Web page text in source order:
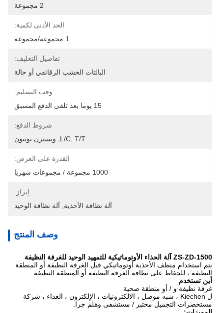
2 مجموعة
الحد الأدنى لكمية:
1 مجموعة/مجموعة
تفاصيل التغليف:
البالتات الخشب الرقائقي أو حالة
وقت التسليم:
15 يوما بعد تلقي الدفع المسبق
شروط الدفع:
L/C, T/T, ويسترن يونيون
القدرة على العرض:
1000 مجموعة / مجموعات شهريا
إبراز:
آلة نظافة الأحذية
آلة نظافة الوحيد
وصف المنتج
ZS-ZD-1500 آلة الحذاء الأوتوماتيكية للتمهيد الوحيد للغرفة النظيفة
يتم استخدام منظف الأحذية أوتوماتيكي قبل الغرفة النظيفة أو المنطقة
النظيفة ، للحفاظ على نظافة الغرفة النظيفة أو المنطقة النظيفة
أين تستخدم
غرفة نظيفة و / أو منطقة صحية
ل Kiechen ، شبه موصل ، الالكترونيات ، الإلكترون ، الغذاء ، شركة
مستحضرات التجميل مختبر / مستشفى وهلم جرا.